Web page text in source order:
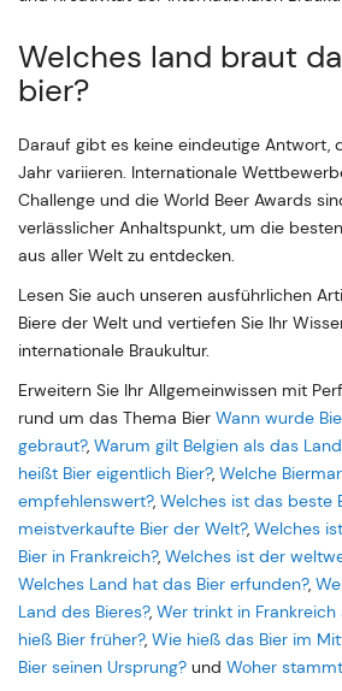
Welches land braut
bier?
Darauf gibt es keine eindeutige Antwort,
Jahr variieren. Internationale
Challenge und die World Beer Awards
verlässlicher Anhaltspunkt, um die
aus aller Welt zu entdecken.
Lesen Sie auch unseren ausführlichen
Biere der Welt und vertiefen Sie Ihr
internationale Braukultur.
Erweitern Sie Ihr Allgemeinwissen mit
rund um das Thema Bier Wann wurde
gebraut?, Warum gilt Belgien als das
heißt Bier eigentlich Bier?, Welche
empfehlenswert?, Welches ist das beste
meistverkaufte Bier der Welt?, Welches
Bier in Frankreich?, Welches ist der
Welches Land hat das Bier erfunden?,
Land des Bieres?, Wer trinkt in Frankreich
hieß Bier früher?, Wie hieß das Bier im
Bier seinen Ursprung? und Woher